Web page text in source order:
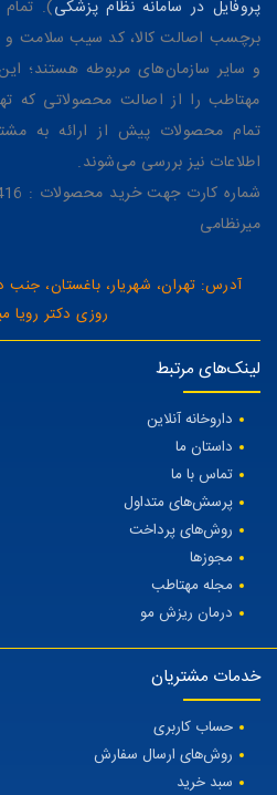
پروفایل در سامانه نظام پزشکی).
برچسب اصالت کالا، کد سیب سلامت و
و سایر سازمان‌های مربوطه هستند؛
مهتاطب را از اصالت محصولاتی که
تمام محصولات پیش از ارائه به
اطلاعات نیز بررسی می‌شوند.
میرنظامی
آدرس: تهران، شهریار، باغستان، جنب
روزی دکتر رویا
لینک‌های مرتبط
داروخانه آنلاین
داستان ما
تماس با ما
پرسش‌های متداول
روش‌های پرداخت
مجوزها
مجله مهتاطب
درمان ریزش مو
خدمات مشتریان
حساب کاربری
روش‌های ارسال سفارش
سبد خرید